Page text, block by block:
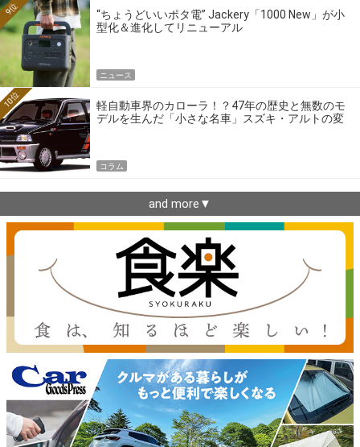
“ちょうどいいポタ電” Jackery「1000 New」が小
型化＆進化してリニューアル
9位
ニュース
軽自動車界のカローラ！？47年の歴史と無数のモ
デルを生んだ「小さな名車」スズキ・アルトの変
10位
コラム
and more▼